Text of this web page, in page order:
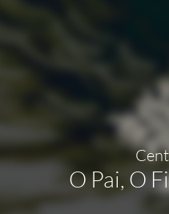
O Pai, O